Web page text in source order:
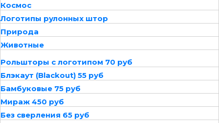
Космос
Логотипы рулонных штор
Природа
Животные
Рольшторы с логотипом 70 руб
Блэкаут (Blackout) 55 руб
Бамбуковые 75 руб
Мираж 450 руб
Без сверления 65 руб